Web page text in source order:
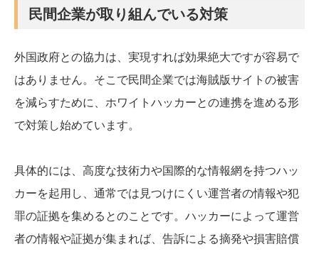
民間企業が取り組んでいる対策
外国政府との協力は、実現すれば効果絶大ですが容易で
はありません。そこで民間企業では海賊版サイトの被害
を減らすために、ホワイトハッカーとの連携を進める形
で対策し始めています。
具体的には、高度な技術力や国際的な情報網を持つハッ
カーを起用し、通常では見つけにくい運営者の情報や犯
罪の証拠を集めるとのことです。ハッカーによって運営
者の情報や証拠が集まれば、告訴による摘発や損害賠償